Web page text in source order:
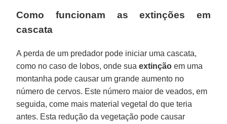
Como funcionam as extinções em
cascata
A perda de um predador pode iniciar uma cascata,
como no caso de lobos, onde suaextinção em uma
montanha pode causar um grande aumento no
número de cervos. Este número maior de veados, em
seguida, come mais material vegetal do que teria
antes. Esta redução da vegetação pode causar